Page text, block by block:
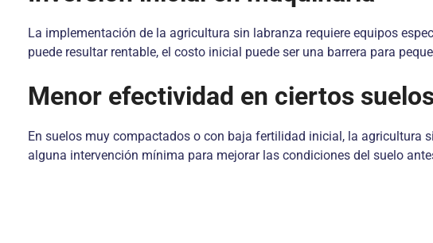
La implementación de la agricultura sin labranza requiere equipos
puede resultar rentable, el costo inicial puede ser una barrera para
Menor efectividad en ciertos
En suelos muy compactados o con baja fertilidad inicial, la agricultura
alguna intervención mínima para mejorar las condiciones del suelo